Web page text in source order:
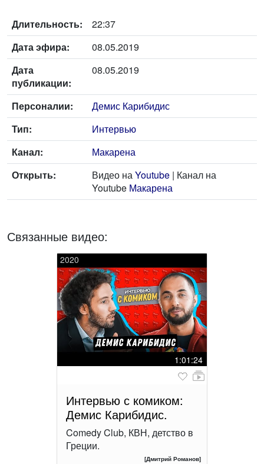
Длительность:
22:37
Дата эфира:
08.05.2019
Дата
публикации:
08.05.2019
Персоналии:
Демис Карибидис
Тип:
Интервью
Канал:
Макарена
Открыть:
Видео наYoutube | Канал на
Youtube Макарена
Связанные видео:
2020
1:01:24
Интервью с комиком:
Демис Карибидис.
Comedy Club, КВН, детство в
Греции.
[Дмитрий Романов]